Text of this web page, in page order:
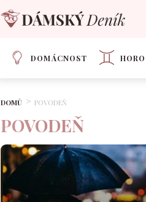
DOMÁCNOST
DOMŮ POVODEŇ
POVODEŇ